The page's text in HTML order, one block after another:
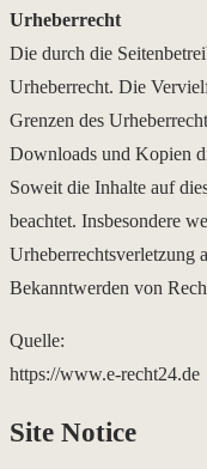
Urheberrecht
Die durch die
Urheberrecht. Die
Grenzen des
Downloads und Kopien
Soweit die Inhalte auf
beachtet. Insbesondere
Urheberrechtsverletzung
Bekanntwerden von
Quelle:
https://www.e-recht24.de
Site Notice